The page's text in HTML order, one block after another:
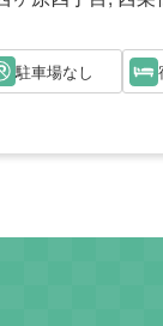
駐車場なし